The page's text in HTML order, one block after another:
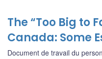
The “Too Big to
Canada: Some
Document de travail du